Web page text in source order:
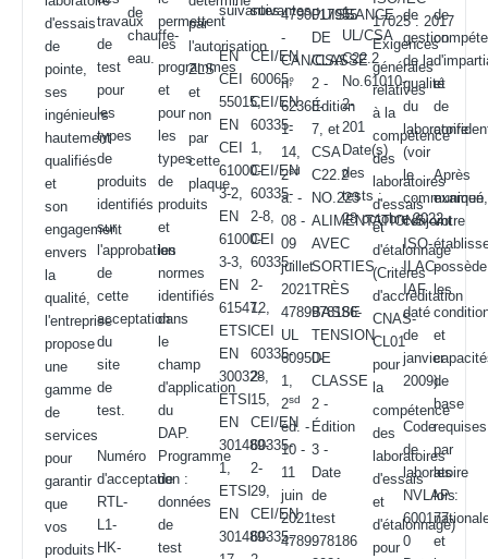
d'essais
de
pointe,
ses
ingénieurs
hautement
qualifiés
et
son
engagement
envers
la
qualité,
l'entreprise
propose
une
gamme
de
services
pour
garantir
que
vos
produits
travaux
de
test
pour
les
types
de
produits
identifiés
sur
l'approbation
de
cette
acceptation
du
site
de
test.
Numéro
d'acceptation :
RTL-
L1-
HK-
de
chauffe-
eau.
permettent
les
programmes
et
pour
les
types
de
produits
et
les
normes
identifiés
dans
le
champ
d'application
du
DAP.
Programme
de
données
de
test
par
l'autorisation
ZLS
et
non
par
cette
plaque.
suivantes :
EN
CEI
55015,
EN
CEI
61000-
3-2,
EN
61000-
3-3,
EN
61547,
ETSI
EN
300328,
ETSI
EN
301489-
1,
ETSI
EN
301489-
suivantes :
CEI/EN
60065,
CEI/EN
60335-
1,
CEI/EN
60335-
2-8,
CEI
60335-
2-
12,
CEI
60335-
2-
15,
CEI/EN
60335-
2-
29,
CEI/EN
60335-
4790017955
-
CAN/CSA
n°
62368-
1-
14,
2sd
à. -
08 -
09
juillet
2021
4789978186-
UL
60950-
1,
2sd
éd. -
10 -
11
juin
2021
4789978186
PUISSANCE
DE
CLASSE
2 -
Édition
7, et
CSA
C22.2
NO.223
ALIMENTATIONS
AVEC
SORTIES
TRÈS
BASSE
TENSION
DE
CLASSE
2 -
Édition
3 -
Date
de
test
:
1,
UL/CSA
C22.2
No.61010-
2-
201
Date(s)
des
tests :
28 octobre 2022
17025 : 2017
Exigences
générales
relatives
à la
compétence
des
laboratoires
d'essais
et
d'étalonnage
(Critères
d'accréditation
CNAS-
CL01
pour
la
compétence
des
laboratoires
d'essais
et
d'étalonnage)
pour
de
gestion
de la
qualité
du
laboratoire
(voir
le
communiqué
conjoint
ISO-
ILAC-
IAF
daté
de
janvier
2009).
Code
de
laboratoire
NVLAP :
600177-
0
de
et
de
Après
examen,
votre
possède
les
et
de
base
requises
par
les
lois
et